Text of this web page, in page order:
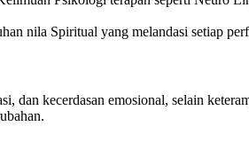
nila Spiritual yang melandasi setiap
dan kecerdasan emosional, selain